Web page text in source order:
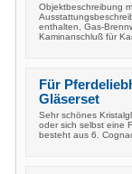
Objektbeschreibung
enthalten, Gas-
Kaminanschluß für
Für
Gläserset
Sehr schönes
oder sich selbst eine
besteht aus 6.